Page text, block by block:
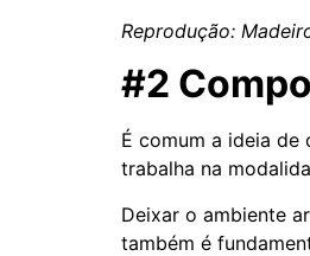
Reprodução:
#2
É comum a ideia de
trabalha na
Deixar o ambiente
também é